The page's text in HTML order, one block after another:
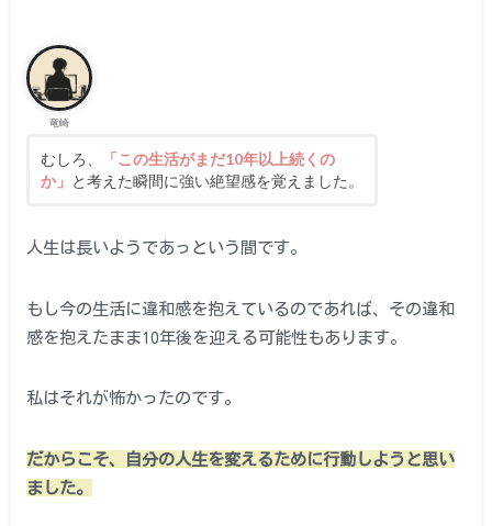
竜崎
むしろ、
「この生活がまだ10年以上続くの
か」 と考えた瞬間に強い絶望感を覚えました。
人生は長いようであっという間です。
もし今の生活に違和感を抱えているのであれば、その違和
感を抱えたまま10年後を迎える可能性もあります。
私はそれが怖かったのです。
だからこそ、自分の人生を変えるために行動しようと思い
ました。